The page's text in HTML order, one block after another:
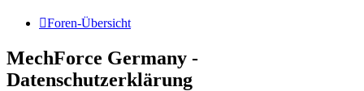
Foren-Übersicht
MechForce Germany -
Datenschutzerklärung